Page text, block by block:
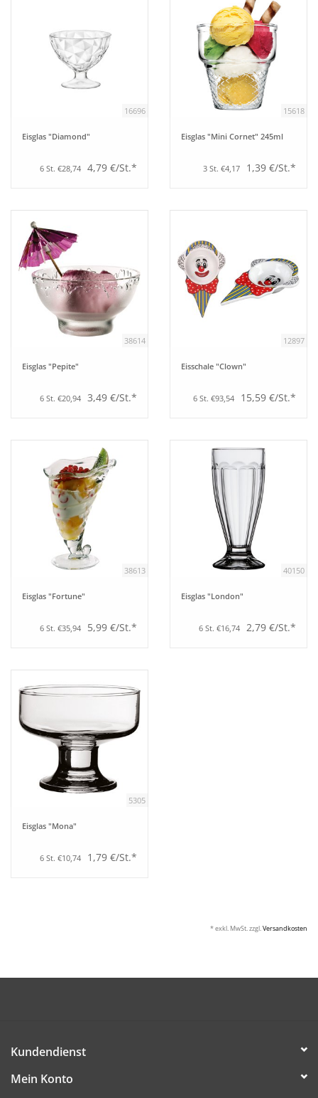
Küchenmöbel
16696
Eisglas "Diamond"
6 St. €28,74 4,79 €/St.*
15618
Eisglas "Mini Cornet" 245ml
3 St. €4,17 1,39 €/St.*
38614
Eisglas "Pepite"
6 St. €20,94 3,49 €/St.*
12897
Eisschale "Clown"
6 St. €93,54 15,59 €/St.*
38613
Eisglas "Fortune"
6 St. €35,94 5,99 €/St.*
40150
Eisglas "London"
6 St. €16,74 2,79 €/St.*
5305
Eisglas "Mona"
6 St. €10,74 1,79 €/St.*
* exkl. MwSt. zzgl.Versandkosten
Kundendienst
Mein Konto